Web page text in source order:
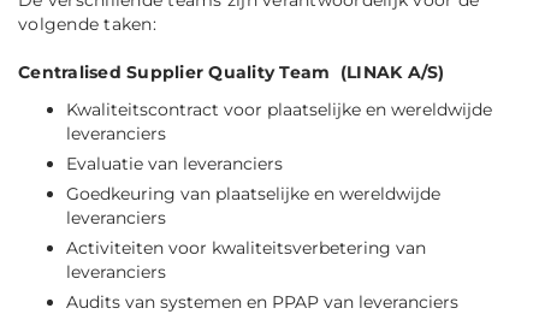
volgende taken:
Centralised Supplier Quality Team (LINAK A/S)
Kwaliteitscontract voor plaatselijke en wereldwijde
leveranciers
Evaluatie van leveranciers
Goedkeuring van plaatselijke en wereldwijde
leveranciers
Activiteiten voor kwaliteitsverbetering van
leveranciers
Audits van systemen en PPAP van leveranciers